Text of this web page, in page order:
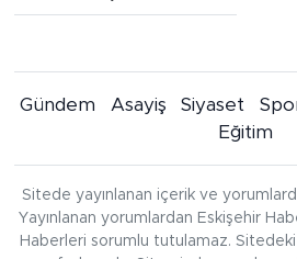
Gündem Asayiş Siyaset
Eğitim
Sitede yayınlanan içerik ve
Yayınlanan yorumlardan Eskişehir
Haberleri sorumlu tutulamaz.